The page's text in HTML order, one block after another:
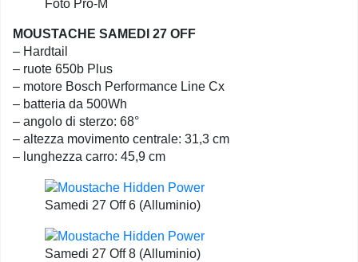
Foto Pro-M
MOUSTACHE SAMEDI 27 OFF
– Hardtail
– ruote 650b Plus
– motore Bosch Performance Line Cx
– batteria da 500Wh
– angolo di sterzo: 68°
– altezza movimento centrale: 31,3 cm
– lunghezza carro: 45,9 cm
Samedi 27 Off 6 (Alluminio)
Samedi 27 Off 8 (Alluminio)